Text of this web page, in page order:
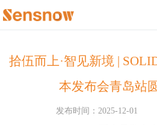
拾伍而上·智见新境 |
本发布会青岛站
发布时间：2025-12-01